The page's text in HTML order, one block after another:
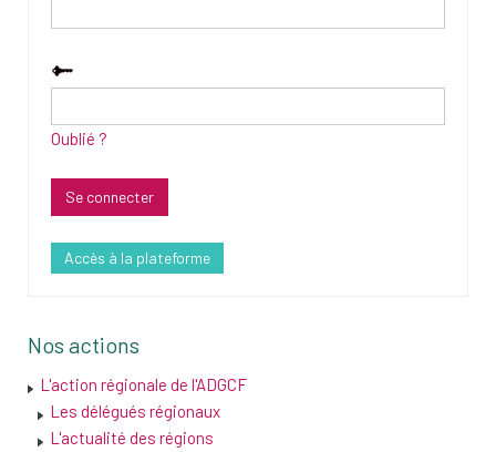
Oublié ?
Accès à la plateforme
Nos actions
L'action régionale de l'ADGCF
Les délégués régionaux
L'actualité des régions